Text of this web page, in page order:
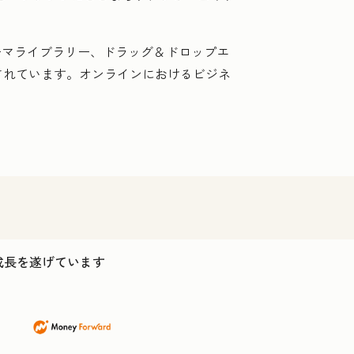
ライブラリー、ドラッグ＆ドロップエ
ています。オンラインにおけるビジネ
を遂げています